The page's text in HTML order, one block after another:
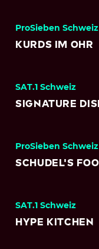
ProSieben Schweiz
Kurds im Ohr
SAT.1 Schweiz
Signature
ProSieben Schweiz
Schudel's
SAT.1 Schweiz
Hype Kitchen